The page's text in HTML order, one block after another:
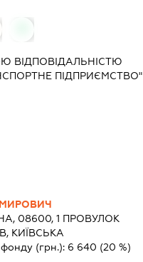
ВІДПОВІДАЛЬНІСТЮ
ПІДПРИЄМСТВО"
08600, 1 ПРОВУЛОК
КИЇВСЬКА
фонду (грн.): 6 640 (20 %)